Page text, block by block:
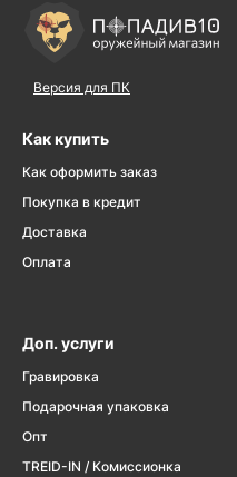
Версия для ПК
Как купить
Как оформить заказ
Покупка в кредит
Доставка
Оплата
Доп. услуги
Гравировка
Подарочная упаковка
Опт
TREID-IN / Комиссионка